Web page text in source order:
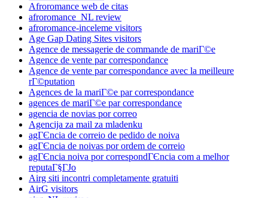
Afroromance web de citas
afroromance_NL review
afroromance-inceleme visitors
Age Gap Dating Sites visitors
Agence de messagerie de commande de mariГ©e
Agence de vente par correspondance
Agence de vente par correspondance avec la meilleure
rГ©putation
Agences de la mariГ©e par correspondance
agences de mariГ©e par correspondance
agencia de novias por correo
Agencija za mail za mladenku
agГЄncia de correio de pedido de noiva
agГЄncia de noivas por ordem de correio
agГЄncia noiva por correspondГЄncia com a melhor
reputaГ§ГЈo
Airg siti incontri completamente gratuiti
AirG visitors